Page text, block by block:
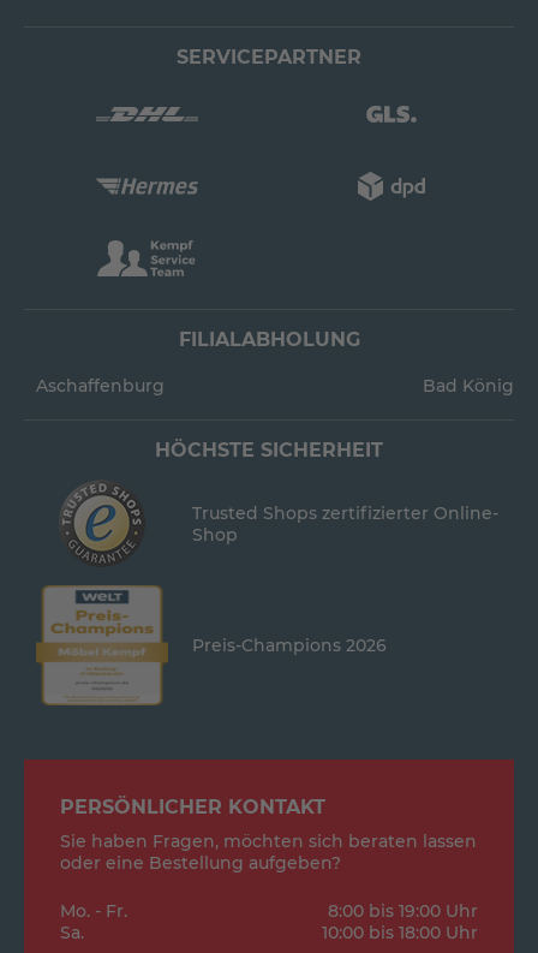
SERVICEPARTNER
FILIALABHOLUNG
Aschaffenburg Bad König
HÖCHSTE SICHERHEIT
Trusted Shops zertifizierter Online-
Shop
Preis-Champions 2026
PERSÖNLICHER KONTAKT
Sie haben Fragen, möchten sich beraten lassen
oder eine Bestellung aufgeben?
Mo. - Fr.
8:00 bis 19:00 Uhr
Sa.
10:00 bis 18:00 Uhr